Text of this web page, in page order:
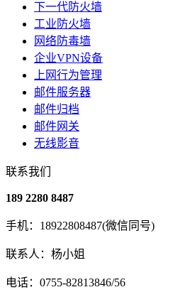
下一代防火墙
工业防火墙
网络防毒墙
企业VPN设备
上网行为管理
邮件服务器
邮件归档
邮件网关
无线影音
联系我们
189 2280 8487
手机：18922808487(微信同号)
联系人：杨小姐
电话：0755-82813846/56